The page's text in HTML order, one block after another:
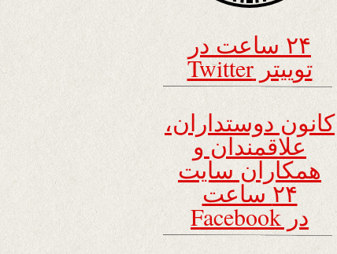
۲۴ ساعت در
توییتر Twitter
کانون دوستداران،
علاقمندان و
همکاران سایت
۲۴ ساعت
در Facebook